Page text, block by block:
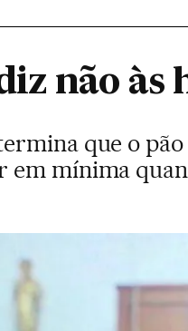
não às
que o
em mínima